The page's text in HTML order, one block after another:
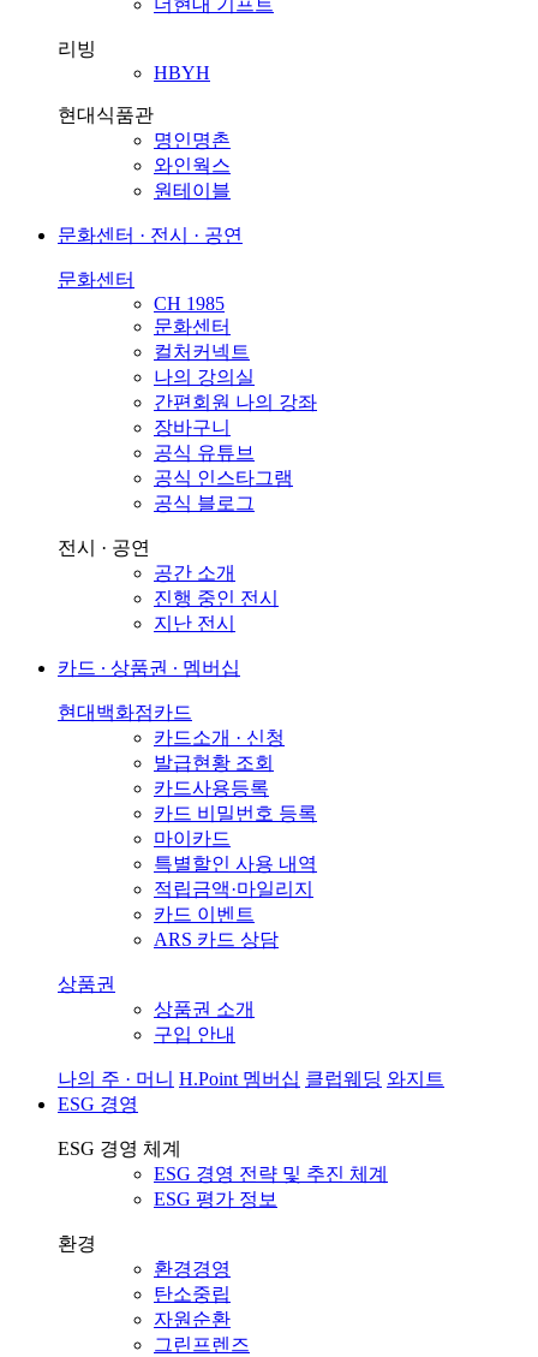
더현대 기프트
리빙
HBYH
현대식품관
명인명촌
와인웍스
원테이블
문화센터 · 전시 · 공연
문화센터
CH 1985
문화센터
컬처커넥트
나의 강의실
간편회원 나의 강좌
장바구니
공식 유튜브
공식 인스타그램
공식 블로그
전시 · 공연
공간 소개
진행 중인 전시
지난 전시
카드 ∙ 상품권 ∙ 멤버십
현대백화점카드
카드소개 · 신청
발급현황 조회
카드사용등록
카드 비밀번호 등록
마이카드
특별할인 사용 내역
적립금액·마일리지
카드 이벤트
ARS 카드 상담
상품권
상품권 소개
구입 안내
나의 주 · 머니 H.Point 멤버십 클럽웨딩 와지트
ESG 경영
ESG 경영 체계
ESG 경영 전략 및 추진 체계
ESG 평가 정보
환경
환경경영
탄소중립
자원순환
그린프렌즈